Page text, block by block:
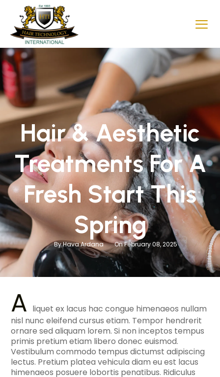
Hair & Aesthetic
Treatments For A
Fresh Start This
Spring
By Hava Ardana On February 08, 2025
A liquet ex lacus hac congue himenaeos nullam
nisl nunc eleifend cursus etiam. Tempor hendrerit
ornare sed aliquam lorem. Si non inceptos tempus
primis pretium etiam libero donec euismod.
Vestibulum commodo tempus dictumst adipiscing
lectus. Pretium platea vehicula diam eu est lacus
himenaeos posuere lobortis penatibus. Ridiculus